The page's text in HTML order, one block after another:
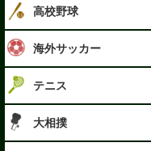
高校野球
海外サッカー
テニス
大相撲